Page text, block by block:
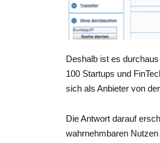
Deshalb ist es
100 Startups und
sich als Anbieter von
Die Antwort darauf
wahrnehmbaren